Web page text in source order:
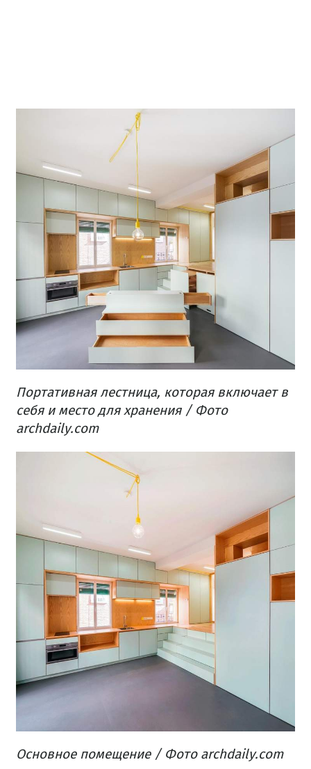
Портативная лестница, которая включает в
себя и место для хранения / Фото
archdaily.com
Основное помещение / Фото archdaily.com